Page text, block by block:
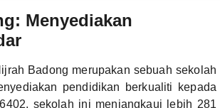
Menyediakan
Badong merupakan sebuah sekolah
pendidikan berkualiti kepada
sekolah ini menjangkaui lebih 281